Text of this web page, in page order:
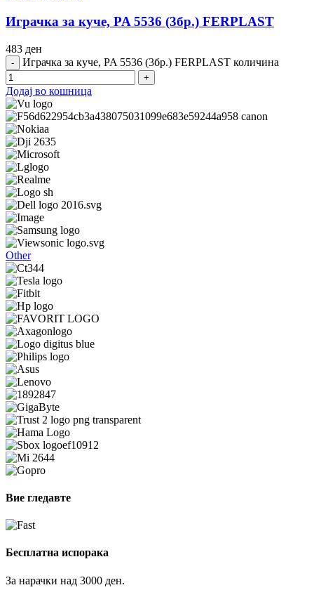
Играчка за куче, PA 5536 (3бр.) FERPLAST
483 ден
Играчка за куче, PA 5536 (3бр.) FERPLAST количина
Додај во кошница
Other
Вие гледавте
Бесплатна испорака
За нарачки над 3000 ден.